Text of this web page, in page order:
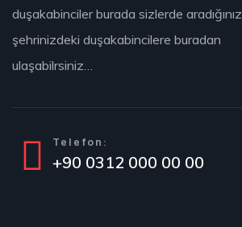
duşakabinciler burada sizlerde aradığınız
şehrinizdeki duşakabincilere buradan
ulaşabilrsiniz…
Telefon:
+90 0312 000 00 00